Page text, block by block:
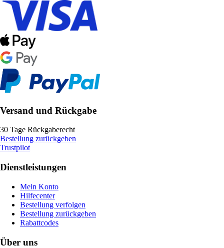
Versand und Rückgabe
30 Tage Rückgaberecht
Bestellung zurückgeben
Trustpilot
Dienstleistungen
Mein Konto
Hilfecenter
Bestellung verfolgen
Bestellung zurückgeben
Rabattcodes
Über uns